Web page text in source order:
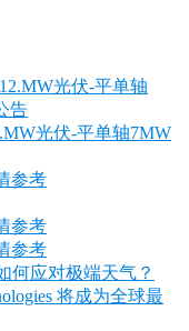
光伏-平单轴7MW
参考
参考
参考
何应对极端天气？
将成为全球最